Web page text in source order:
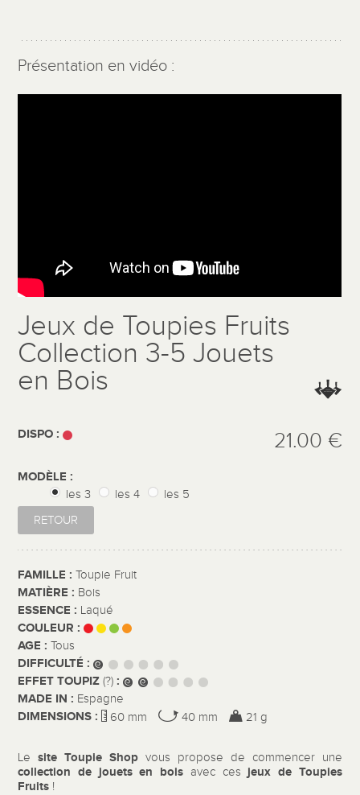
Présentation en vidéo :
Jeux de Toupies Fruits
Collection 3-5 Jouets
en Bois
DISPO : 21.00 €
MODÈLE :
les 3 les 4
les 5
RETOUR
FAMILLE :Toupie Fruit
MATIÈRE : Bois
ESSENCE : Laqué
COULEUR :
AGE :Tous
DIFFICULTÉ :
EFFET TOUPIZ(?) :
MADE IN : Espagne
DIMENSIONS : 60 mm 40 mm 21 g
Lesite Toupie Shop vous propose de commencer une
collection de jouets en bois avec ces jeux de Toupies
Fruits !